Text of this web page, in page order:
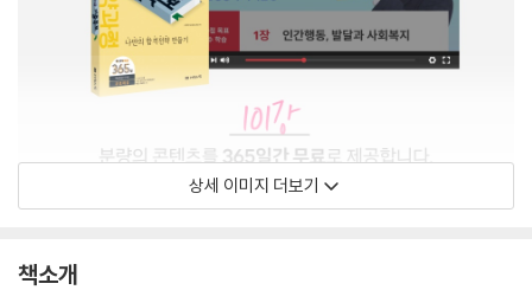
상세 이미지 더보기
책소개